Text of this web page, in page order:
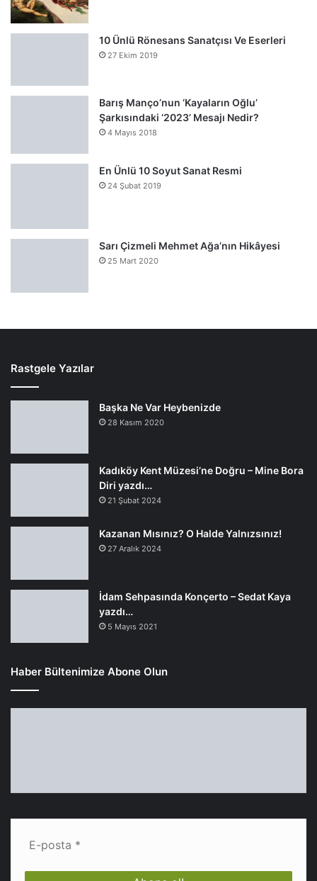
10 Ünlü Rönesans Sanatçısı Ve Eserleri
27 Ekim 2019
Barış Manço’nun ‘Kayaların Oğlu’
Şarkısındaki ‘2023’ Mesajı Nedir?
4 Mayıs 2018
En Ünlü 10 Soyut Sanat Resmi
24 Şubat 2019
Sarı Çizmeli Mehmet Ağa’nın Hikâyesi
25 Mart 2020
Rastgele Yazılar
Başka Ne Var Heybenizde
28 Kasım 2020
Kadıköy Kent Müzesi’ne Doğru – Mine Bora
Diri yazdı…
21 Şubat 2024
Kazanan Mısınız? O Halde Yalnızsınız!
27 Aralık 2024
İdam Sehpasında Konçerto – Sedat Kaya
yazdı…
5 Mayıs 2021
Haber Bültenimize Abone Olun